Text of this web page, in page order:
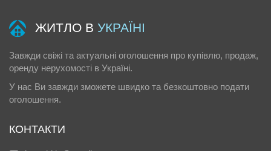
ЖИТЛО В УКРАЇНІ
Завжди свіжі та актуальні оголошення про купівлю, продаж,
оренду нерухомості в Україні.
У нас Ви завжди зможете швидко та безкоштовно подати
оголошення.
КОНТАКТИ